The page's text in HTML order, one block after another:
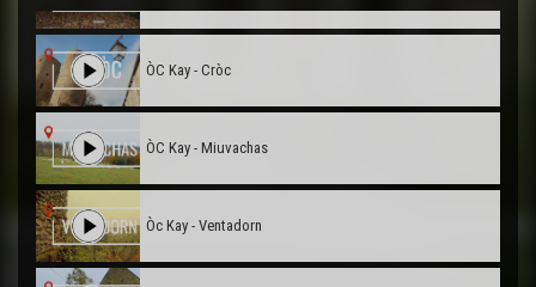
ÒC Kay - Cròc
ÒC Kay - Miuvachas
Òc Kay - Ventadorn